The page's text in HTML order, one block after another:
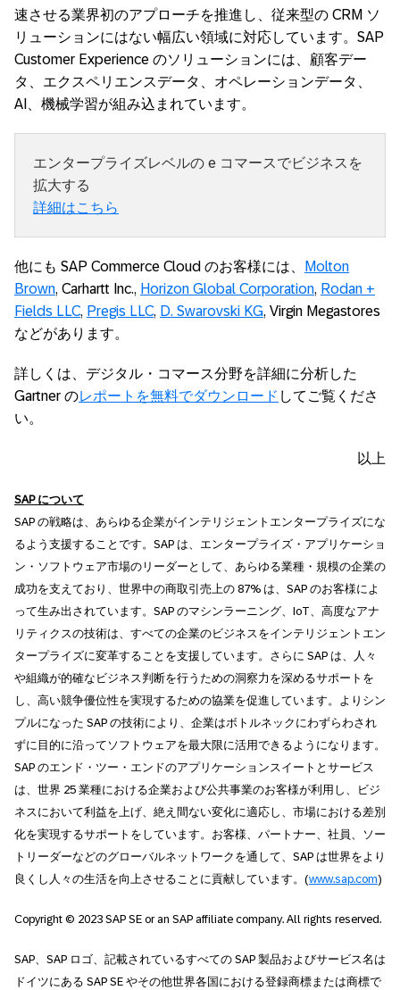
速させる業界初のアプローチを推進し、従来型の CRM ソ
リューションにはない幅広い領域に対応しています。SAP
Customer Experience のソリューションには、顧客デー
タ、エクスペリエンスデータ、オペレーションデータ、
AI、機械学習が組み込まれています。
エンタープライズレベルの e コマースでビジネスを
拡大する
詳細はこちら
他にも SAP Commerce Cloud のお客様には、
Molton
Brown, Carhartt Inc., Horizon Global Corporation, Rodan +
Fields LLC, Pregis LLC, D. Swarovski KG, Virgin Megastores
などがあります。
詳しくは、デジタル・コマース分野を詳細に分析した
Gartner のレポートを無料でダウンロード してご覧くださ
い。
以上
SAP について
SAP の戦略は、あらゆる企業がインテリジェントエンタープライズにな
るよう支援することです。SAP は、エンタープライズ・アプリケーショ
ン・ソフトウェア市場のリーダーとして、あらゆる業種・規模の企業の
成功を支えており、世界中の商取引売上の 87% は、SAP のお客様によ
って生み出されています。SAP のマシンラーニング、IoT、高度なアナ
リティクスの技術は、すべての企業のビジネスをインテリジェントエン
タープライズに変革することを支援しています。さらに SAP は、人々
や組織が的確なビジネス判断を行うための洞察力を深めるサポートを
し、高い競争優位性を実現するための協業を促進しています。よりシン
プルになった SAP の技術により、企業はボトルネックにわずらわされ
ずに目的に沿ってソフトウェアを最大限に活用できるようになります。
SAP のエンド・ツー・エンドのアプリケーションスイートとサービス
は、世界 25 業種における企業および公共事業のお客様が利用し、ビジ
ネスにおいて利益を上げ、絶え間ない変化に適応し、市場における差別
化を実現するサポートをしています。お客様、パートナー、社員、ソー
トリーダーなどのグローバルネットワークを通して、SAP は世界をより
良くし人々の生活を向上させることに貢献しています。(www.sap.com)
Copyright © 2023 SAP SE or an SAP affiliate company. All rights reserved.
SAP、SAP ロゴ、記載されているすべての SAP 製品およびサービス名は
ドイツにある SAP SE やその他世界各国における登録商標または商標で